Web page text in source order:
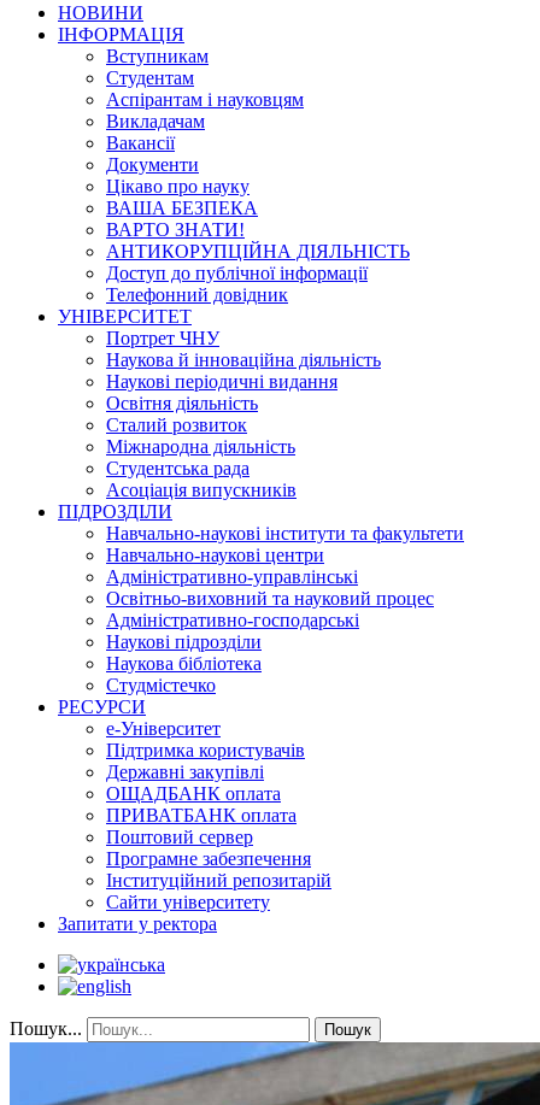
НОВИНИ
ІНФОРМАЦІЯ
Вступникам
Студентам
Аспірантам і науковцям
Викладачам
Вакансії
Документи
Цікаво про науку
ВАША БЕЗПЕКА
ВАРТО ЗНАТИ!
АНТИКОРУПЦІЙНА ДІЯЛЬНІСТЬ
Доступ до публічної інформації
Телефонний довідник
УНІВЕРСИТЕТ
Портрет ЧНУ
Наукова й інноваційна діяльність
Наукові періодичні видання
Освітня діяльність
Сталий розвиток
Міжнародна діяльність
Студентська рада
Асоціація випускників
ПІДРОЗДІЛИ
Навчально-наукові інститути та факультети
Навчально-наукові центри
Адміністративно-управлінські
Освітньо-виховний та науковий процес
Адміністративно-господарські
Наукові підрозділи
Наукова бібліотека
Студмістечко
РЕСУРСИ
е-Університет
Підтримка користувачів
Державні закупівлі
ОЩАДБАНК оплата
ПРИВАТБАНК оплата
Поштовий сервер
Програмне забезпечення
Інституційний репозитарій
Сайти університету
Запитати у ректора
Пошук... Пошук